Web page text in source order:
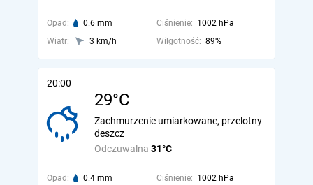
Opad: 0.6 mm Ciśnienie: 1002 hPa
Wiatr:
3 km/h Wilgotność: 89%
20:00
29°C
Odczuwalna 31°C
Zachmurzenie umiarkowane, przelotny
deszcz
Opad: 0.4 mm Ciśnienie: 1002 hPa